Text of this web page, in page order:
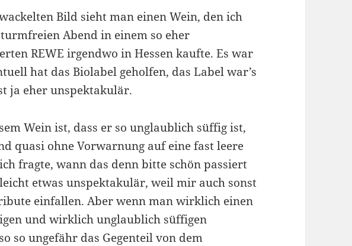
Bild sieht man einen Wein, den ich
Abend in einem so eher
REWE irgendwo in Hessen kaufte. Es war
hat das Biolabel geholfen, das Label war’s
ja eher unspektakulär.
Wein ist, dass er so unglaublich süffig ist,
quasi ohne Vorwarnung auf eine fast leere
fragte, wann das denn bitte schön passiert
etwas unspektakulär, weil mir auch sonst
einfallen. Aber wenn man wirklich einen
und wirklich unglaublich süffigen
so ungefähr das Gegenteil von dem